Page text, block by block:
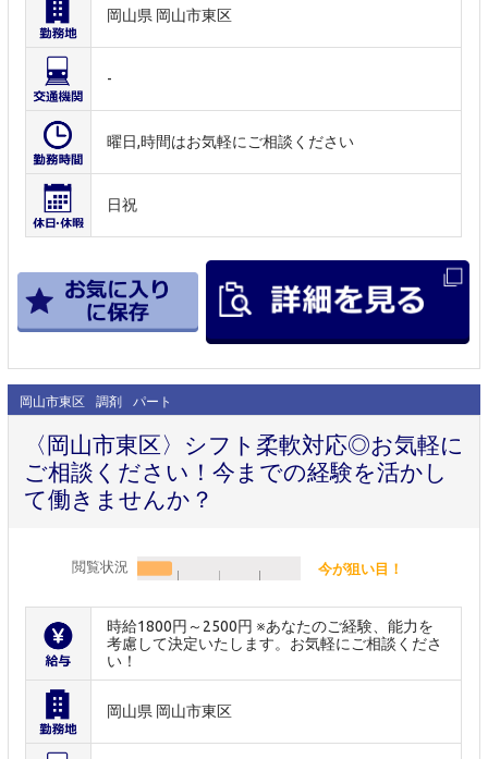
岡山県 岡山市東区
-
曜日,時間はお気軽にご相談ください
日祝
岡山市東区 調剤 パート
〈岡山市東区〉シフト柔軟対応◎お気軽に
ご相談ください！今までの経験を活かし
て働きませんか？
閲覧状況 今が狙い目！
時給1800円～2500円 ※あなたのご経験、能力を
考慮して決定いたします。お気軽にご相談くださ
い！
岡山県 岡山市東区